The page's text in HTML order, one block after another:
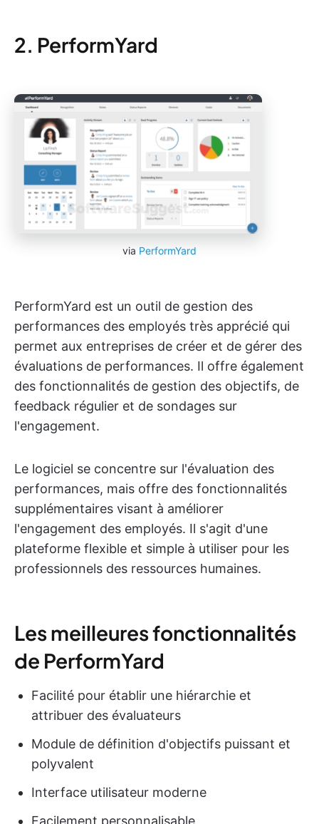
2. PerformYard
via PerformYard
PerformYard est un outil de gestion des
performances des employés très apprécié qui
permet aux entreprises de créer et de gérer des
évaluations de performances. Il offre également
des fonctionnalités de gestion des objectifs, de
feedback régulier et de sondages sur
l'engagement.
Le logiciel se concentre sur l'évaluation des
performances, mais offre des fonctionnalités
supplémentaires visant à améliorer
l'engagement des employés. Il s'agit d'une
plateforme flexible et simple à utiliser pour les
professionnels des ressources humaines.
Les meilleures fonctionnalités
de PerformYard
Facilité pour établir une hiérarchie et
attribuer des évaluateurs
Module de définition d'objectifs puissant et
polyvalent
Interface utilisateur moderne
Facilement personnalisable